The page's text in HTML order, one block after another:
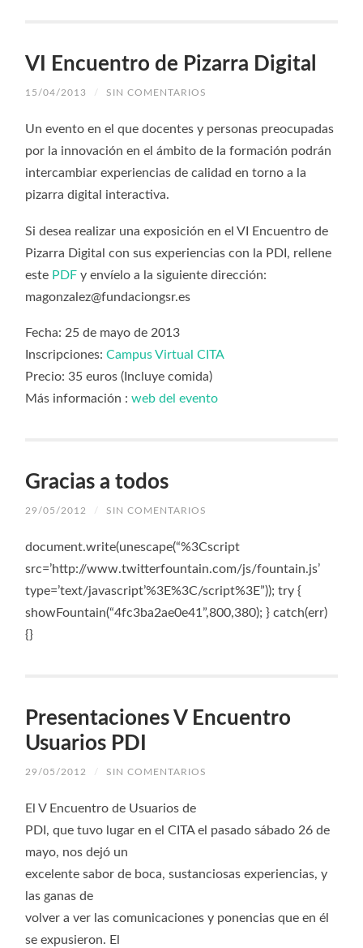
VI Encuentro de Pizarra Digital
15/04/2013 / SIN COMENTARIOS
Un evento en el que docentes y personas preocupadas
por la innovación en el ámbito de la formación podrán
intercambiar experiencias de calidad en torno a la
pizarra digital interactiva.
Si desea realizar una exposición en el VI Encuentro de
Pizarra Digital con sus experiencias con la PDI, rellene
este PDF y envíelo a la siguiente dirección:
magonzalez@fundaciongsr.es
Fecha: 25 de mayo de 2013
Inscripciones:Campus Virtual CITA
Precio: 35 euros (Incluye comida)
Más información :web del evento
Gracias a todos
29/05/2012 / SIN COMENTARIOS
document.write(unescape(“%3Cscript
src=’http://www.twitterfountain.com/js/fountain.js’
type=’text/javascript’%3E%3C/script%3E”)); try {
showFountain(“4fc3ba2ae0e41”,800,380); } catch(err)
{}
Presentaciones V Encuentro
Usuarios PDI
29/05/2012 / SIN COMENTARIOS
El V Encuentro de Usuarios de
PDI, que tuvo lugar en el CITA el pasado sábado 26 de
mayo, nos dejó un
excelente sabor de boca, sustanciosas experiencias, y
las ganas de
volver a ver las comunicaciones y ponencias que en él
se expusieron. El